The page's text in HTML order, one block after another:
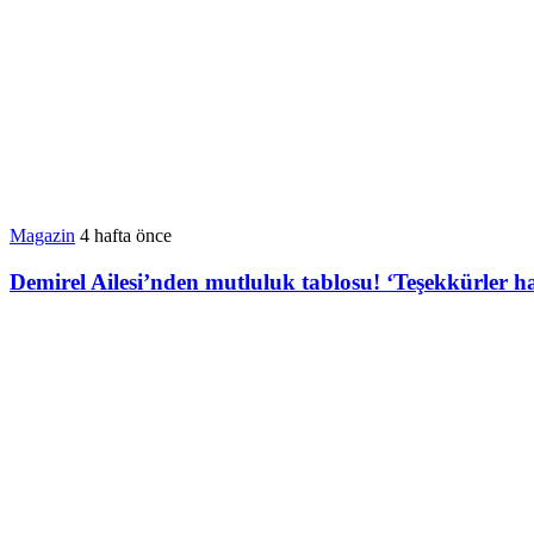
Magazin 4 hafta önce
Demirel Ailesi’nden mutluluk tablosu! ‘Teşekkürler